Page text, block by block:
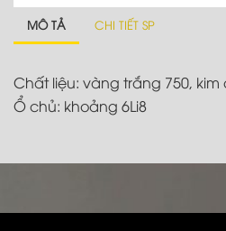
MÔ TẢ CHI TIẾT SP
Chất liệu: vàng trắng 750,
Ổ chủ: khoảng 6Li8